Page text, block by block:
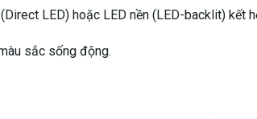
sử dụng trong các không gian cố định
100 inch đến hàng trăm inch) và có thể